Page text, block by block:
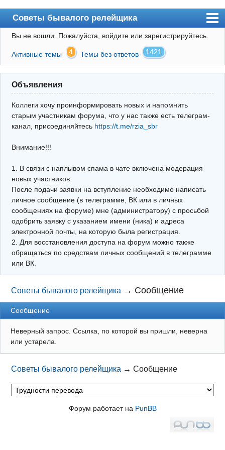
Советы бывалого релейщика
Форум
Правила
Поиск
Регистрация
Архив
Почта
Поиск релейщика
Видео РЗиА
Фотохостинг
Телеграм
Вы не вошли. Пожалуйста, войдите или зарегистрируйтесь.
Активные темы 4 Темы без ответов 1421
Объявления
Коллеги хочу проинформировать новых и напомнить
старым участникам форума, что у нас также есть телеграм-
канал, присоединяйтесь https://t.me/rzia_sbr
Внимание!!!
1. В связи с наплывом спама в чате включена модерация
новых участников.
После подачи заявки на вступление необходимо написать
личное сообщение (в телеграмме, ВК или в личных
сообщениях на форуме) мне (администратору) с просьбой
одобрить заявку с указанием имени (ника) и адреса
электронной почты, на которую была регистрация.
2. Для восстановления доступа на форум можно также
обращаться по средствам личных сообщений в телеграмме
или ВК.
Советы бывалого релейщика → Сообщение
Сообщение
Неверный запрос. Ссылка, по которой вы пришли, неверна
или устарела.
Советы бывалого релейщика →Сообщение
Форум работает на PunBB